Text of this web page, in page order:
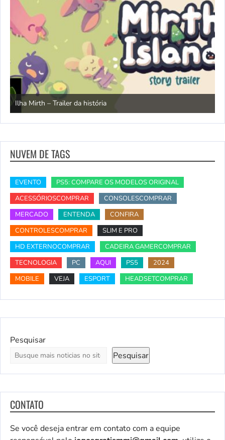
Ilha Mirth – Trailer da história
NUVEM DE TAGS
EVENTO
PS5: COMPARE OS MODELOS ORIGINAL
ACESSÓRIOSCOMPRAR
CONSOLESCOMPRAR
MERCADO
ENTENDA
CONFIRA
CONTROLESCOMPRAR
SLIM E PRO
HD EXTERNOCOMPRAR
CADEIRA GAMERCOMPRAR
TECNOLOGIA
PC AQUI PS5
2024
MOBILE
VEJA ESPORT HEADSETCOMPRAR
Pesquisar
Pesquisar
CONTATO
Se você deseja entrar em contato com a equipe